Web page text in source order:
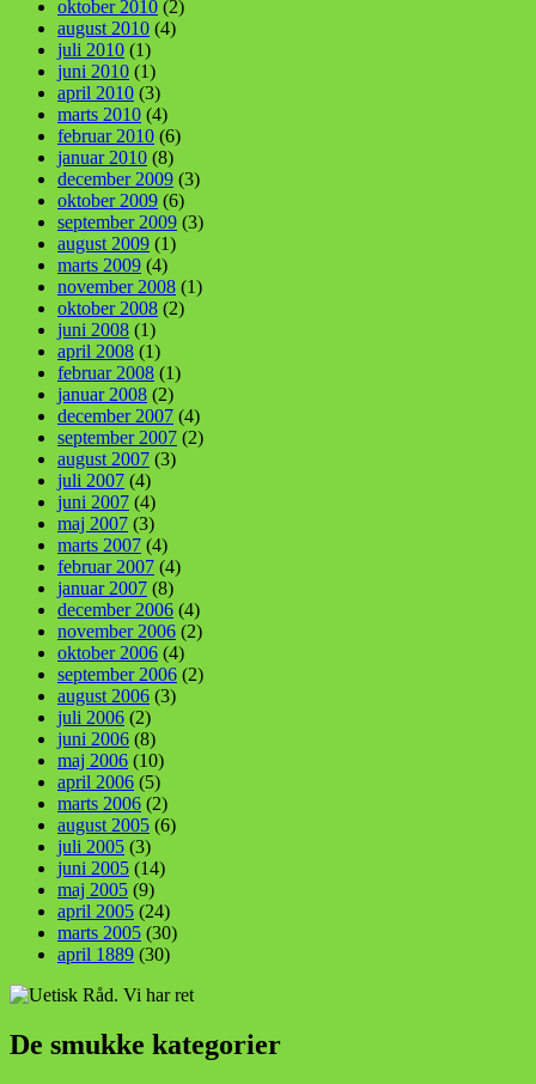
oktober 2010 (2)
august 2010 (4)
juli 2010 (1)
juni 2010 (1)
april 2010 (3)
marts 2010 (4)
februar 2010 (6)
januar 2010 (8)
december 2009 (3)
oktober 2009 (6)
september 2009 (3)
august 2009 (1)
marts 2009 (4)
november 2008 (1)
oktober 2008 (2)
juni 2008 (1)
april 2008 (1)
februar 2008 (1)
januar 2008 (2)
december 2007 (4)
september 2007 (2)
august 2007 (3)
juli 2007 (4)
juni 2007 (4)
maj 2007 (3)
marts 2007 (4)
februar 2007 (4)
januar 2007 (8)
december 2006 (4)
november 2006 (2)
oktober 2006 (4)
september 2006 (2)
august 2006 (3)
juli 2006 (2)
juni 2006 (8)
maj 2006 (10)
april 2006 (5)
marts 2006 (2)
august 2005 (6)
juli 2005 (3)
juni 2005 (14)
maj 2005 (9)
april 2005 (24)
marts 2005 (30)
april 1889 (30)
De smukke kategorier